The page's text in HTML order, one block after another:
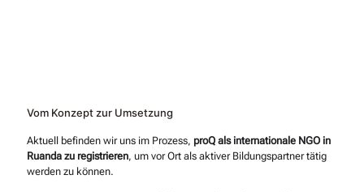
Vom Konzept zur Umsetzung
Aktuell befinden wir uns im Prozess, proQ als internationale NGO in
Ruanda zu registrieren, um vor Ort als aktiver Bildungspartner tätig
werden zu können.